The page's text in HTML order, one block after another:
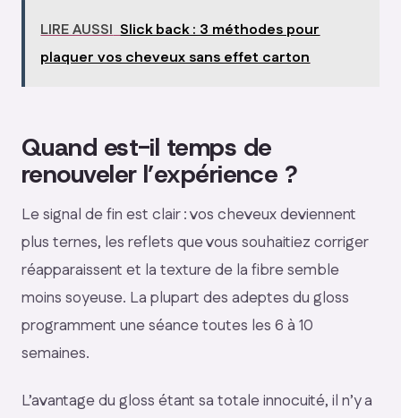
LIRE AUSSI Slick back : 3 méthodes pour
plaquer vos cheveux sans effet carton
Quand est-il temps de
renouveler l’expérience ?
Le signal de fin est clair : vos cheveux deviennent
plus ternes, les reflets que vous souhaitiez corriger
réapparaissent et la texture de la fibre semble
moins soyeuse. La plupart des adeptes du gloss
programment une séance toutes les 6 à 10
semaines.
L’avantage du gloss étant sa totale innocuité, il n’y a